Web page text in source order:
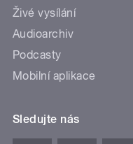
Živé vysílání
Audioarchiv
Podcasty
Mobilní aplikace
Sledujte nás